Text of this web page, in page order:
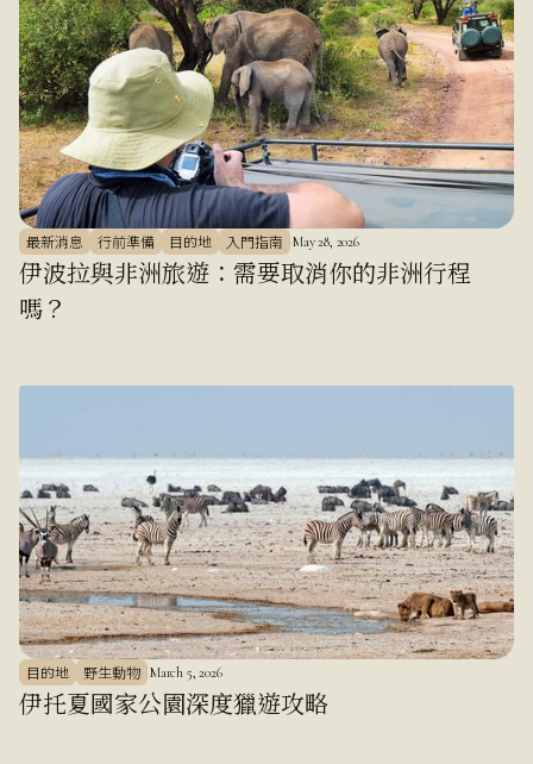
最新消息 行前準備 目的地 入門指南 ·May 28, 2026
伊波拉與非洲旅遊：需要取消你的非洲行程
嗎？
目的地 野生動物 ·March 5, 2026
伊托夏國家公園深度獵遊攻略